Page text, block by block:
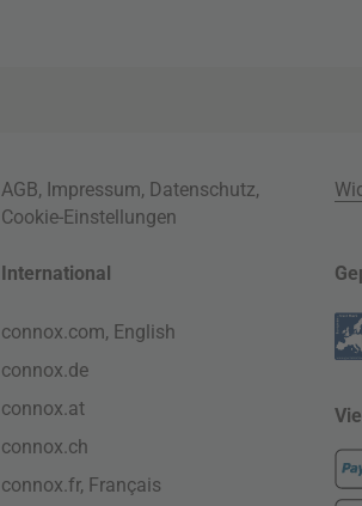
AGB, Impressum, Datenschutz,
Cookie-Einstellungen
International
connox.com, English
connox.de
connox.at
connox.ch
connox.fr, Français